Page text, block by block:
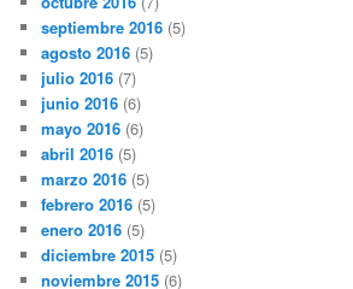
septiembre 2016 (5)
agosto 2016 (5)
julio 2016 (7)
junio 2016 (6)
mayo 2016 (6)
abril 2016 (5)
marzo 2016 (5)
febrero 2016 (5)
enero 2016 (5)
diciembre 2015 (5)
noviembre 2015 (6)